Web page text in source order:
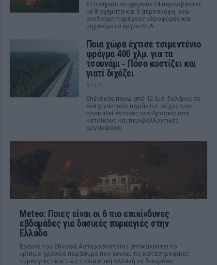
Στο σημείο επιχειρούν 24 πυροσβέστες
με 8 οχήματα και 3 αεροσκάφη, ενώ
συνδρομή παρέχουν υδροφόρες και
μηχανήματα έργου ΟΤΑ.
Ποια χώρα έχτισε τσιμεντένιο
φράγμα 400 χλμ. για τα
τσουνάμι ‑ Πόσο κοστίζει και
γιατί διχάζει
ΧΤΕΣ
Επένδυσε πάνω από 12 δισ. δολάρια σε
ένα γιγαντιαίο παράκτιο τείχος που
προκαλεί έντονες αντιδράσεις από
κατοίκους και περιβαλλοντικές
οργανώσεις
Meteo: Ποιες είναι οι 6 πιο επικίνδυνες
εβδομάδες για δασικές πυρκαγιές στην
Ελλάδα
Έρευνα του Εθνικού Αστεροσκοπείου αποκαλύπτει το
κρίσιμο χρονικό παράθυρο που ευνοεί τις καταστροφικές
πυρκαγιές - και πώς η κλιματική αλλαγή το διευρύνει.